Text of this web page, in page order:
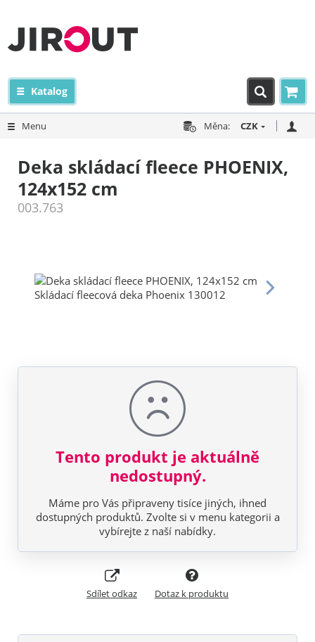
Katalog
Menu Měna: CZK
Deka skládací fleece PHOENIX,
124x152 cm
003.763
Tento produkt je aktuálně
nedostupný.
Máme pro Vás připraveny tisíce jiných, ihned
dostupných produktů. Zvolte si v menu kategorii a
vybírejte z naší nabídky.
Sdílet odkaz Dotaz k produktu